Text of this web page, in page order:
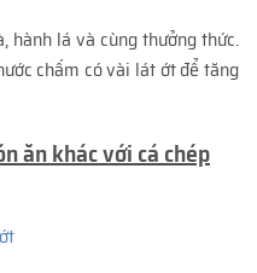
hành lá và cùng thưởng thức.
chấm có vài lát ớt để tăng
ăn khác với cá chép